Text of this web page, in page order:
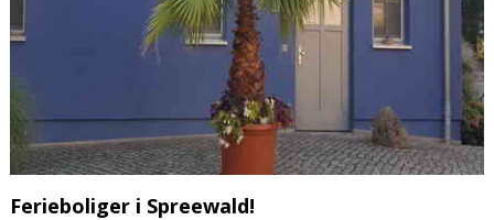
Ferieboliger i Spreewald!